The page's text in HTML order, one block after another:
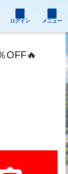
ログイン メニュー
OFF🔥